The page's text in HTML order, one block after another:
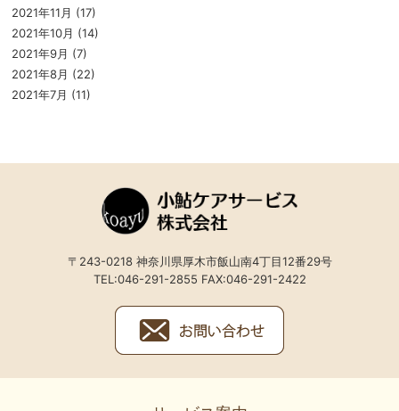
2021年11月 (17)
2021年10月 (14)
2021年9月 (7)
2021年8月 (22)
2021年7月 (11)
〒243-0218 神奈川県厚木市飯山南4丁目12番29号
TEL:046-291-2855 FAX:046-291-2422